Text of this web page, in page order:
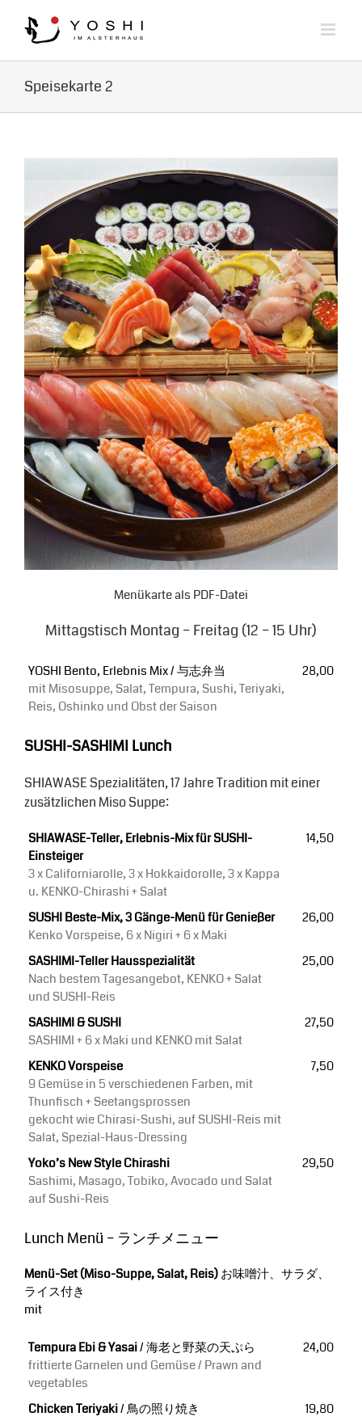
Inhalt
springen
Speisekarte 2
Menükarte als PDF-Datei
Mittagstisch Montag – Freitag (12 – 15 Uhr)
YOSHI Bento, Erlebnis Mix / 与志弁当
mit Misosuppe, Salat, Tempura, Sushi, Teriyaki,
Reis, Oshinko und Obst der Saison
28,00
SUSHI-SASHIMI Lunch
SHIAWASE Spezialitäten, 17 Jahre Tradition mit einer
zusätzlichen Miso Suppe:
SHIAWASE-Teller, Erlebnis-Mix für SUSHI-
Einsteiger
3 x Californiarolle, 3 x Hokkaidorolle, 3 x Kappa
u. KENKO-Chirashi + Salat
14,50
SUSHI Beste-Mix, 3 Gänge-Menü für Genießer
Kenko Vorspeise, 6 x Nigiri + 6 x Maki
26,00
SASHIMI-Teller Hausspezialität
Nach bestem Tagesangebot, KENKO + Salat
und SUSHI-Reis
25,00
SASHIMI & SUSHI
SASHIMI + 6 x Maki und KENKO mit Salat
27,50
KENKO Vorspeise
9 Gemüse in 5 verschiedenen Farben, mit
Thunfisch + Seetangsprossen
gekocht wie Chirasi-Sushi, auf SUSHI-Reis mit
Salat, Spezial-Haus-Dressing
7,50
Yoko’s New Style Chirashi
Sashimi, Masago, Tobiko, Avocado und Salat
auf Sushi-Reis
29,50
Lunch Menü – ランチメニュー
Menü-Set (Miso-Suppe, Salat, Reis)お味噌汁、サラダ、
ライス付き
mit
Tempura Ebi & Yasai/ 海老と野菜の天ぷら
frittierte Garnelen und Gemüse / Prawn and
vegetables
24,00
Chicken Teriyaki/ 鳥の照り焼き
19,80